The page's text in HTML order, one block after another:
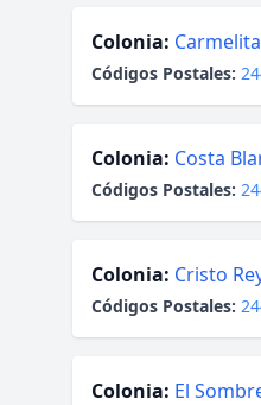
Colonia:
Códigos Postales:
Colonia: Costa
Códigos Postales:
Colonia: Cristo
Códigos Postales:
Colonia: El